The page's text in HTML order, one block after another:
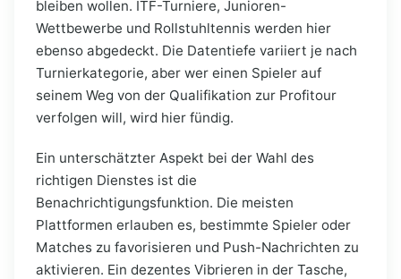
bleiben wollen. ITF-Turniere, Junioren-
Wettbewerbe und Rollstuhltennis werden hier
ebenso abgedeckt. Die Datentiefe variiert je nach
Turnierkategorie, aber wer einen Spieler auf
seinem Weg von der Qualifikation zur Profitour
verfolgen will, wird hier fündig.
Ein unterschätzter Aspekt bei der Wahl des
richtigen Dienstes ist die
Benachrichtigungsfunktion. Die meisten
Plattformen erlauben es, bestimmte Spieler oder
Matches zu favorisieren und Push-Nachrichten zu
aktivieren. Ein dezentes Vibrieren in der Tasche,